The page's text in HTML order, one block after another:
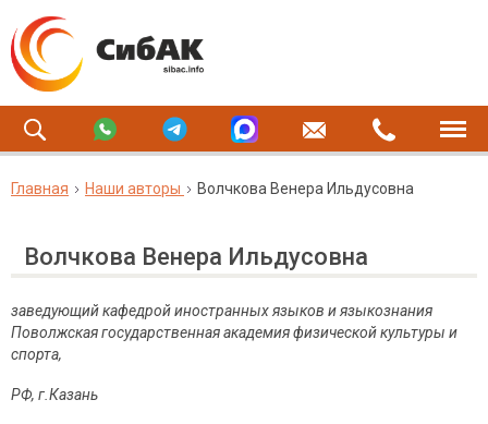
Главная Наши авторы Волчкова Венера Ильдусовна
Волчкова Венера Ильдусовна
заведующий кафедрой иностранных языков и языкознания
Поволжская государственная академия физической культуры и
спорта,
РФ, г.Казань